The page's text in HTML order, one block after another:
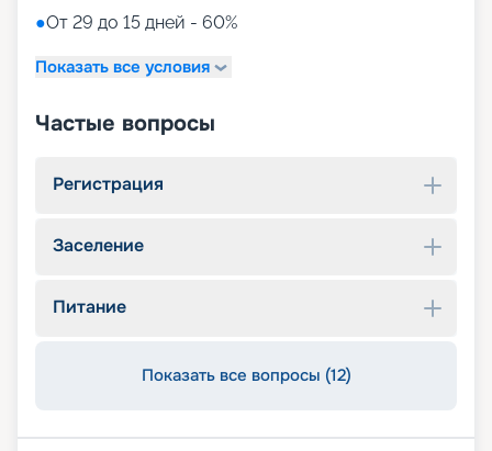
●От 29 до 15 дней - 60%
Показать все условия
Частые вопросы
Регистрация
Заселение
Питание
Показать все вопросы (12)